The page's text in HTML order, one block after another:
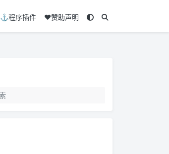
⚓程序插件 ❤️赞助声明